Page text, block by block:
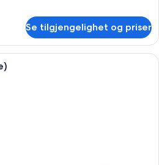
Se tilgjengelighet og priser
Rom – signature (Terrasse) |